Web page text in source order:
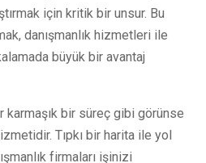
için kritik bir unsur. Bu
danışmanlık hizmetleri ile
büyük bir avantaj
karmaşık bir süreç gibi görünse
Tıpkı bir harita ile yol
firmaları işinizi